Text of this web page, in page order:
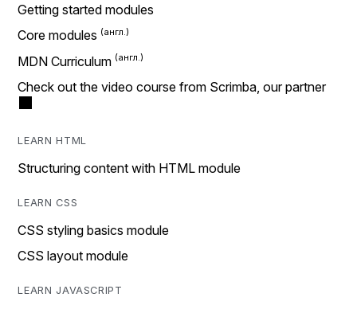
Getting started modules
Core modules
MDN Curriculum
Check out the video course from Scrimba, our partner
LEARN HTML
Structuring content with HTML module
LEARN CSS
CSS styling basics module
CSS layout module
LEARN JAVASCRIPT